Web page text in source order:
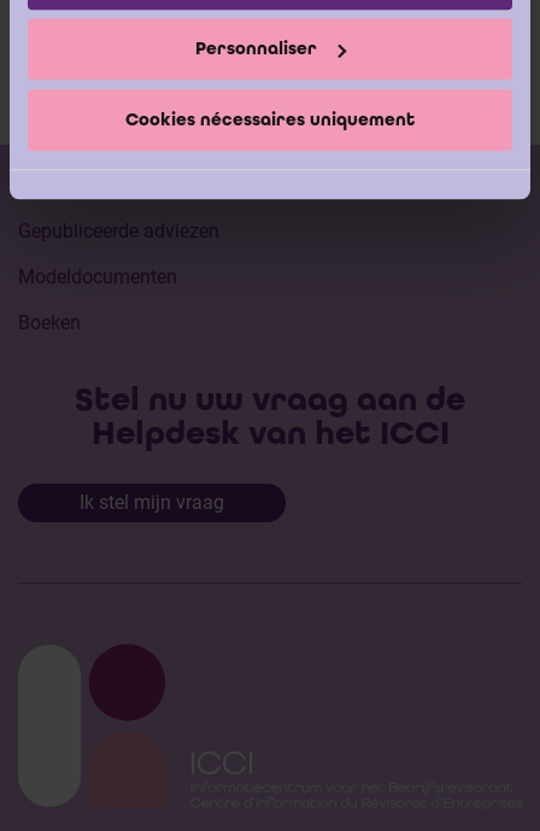
Personnaliser
Cookies nécessaires uniquement
Meer info
Gepubliceerde adviezen
Modeldocumenten
Boeken
Stel nu uw vraag aan de
Helpdesk van het ICCI
Ik stel mijn vraag